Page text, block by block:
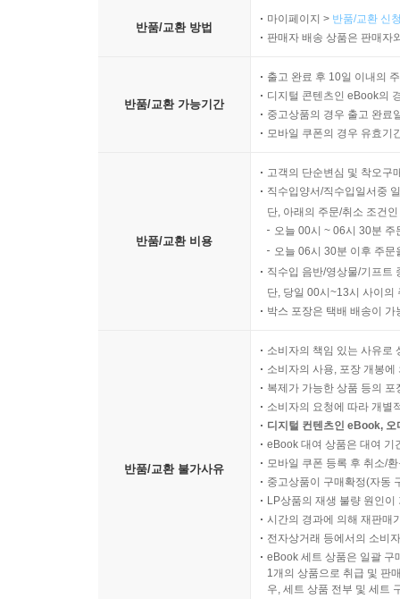
반품/교환 방법
마이페이지 > 반품/교환 신
판매자 배송 상품은 판매자
반품/교환 가능기간
출고 완료 후 10일 이내의
디지털 콘텐츠인 eBook의
중고상품의 경우 출고 완료
모바일 쿠폰의 경우 유효기
반품/교환 비용
고객의 단순변심 및 착오구
직수입양서/직수입일서중
단, 아래의 주문/취소 조건
오늘 00시 ~ 06시 30분
오늘 06시 30분 이후 주
직수입 음반/영상물/기프트
단, 당일 00시~13시 사이의
박스 포장은 택배 배송이
반품/교환 불가사유
소비자의 책임 있는 사유로
소비자의 사용, 포장 개봉
복제가 가능한 상품 등의
소비자의 요청에 따라 개별
디지털 컨텐츠인 eBook,
eBook 대여 상품은 대여 기
모바일 쿠폰 등록 후 취소/
중고상품이 구매확정(자동
LP상품의 재생 불량 원인
시간의 경과에 의해 재판매
전자상거래 등에서의 소비
eBook 세트 상품은 일괄 구
1개의 상품으로 취급 및 판
우, 세트 상품 전부 및 세트